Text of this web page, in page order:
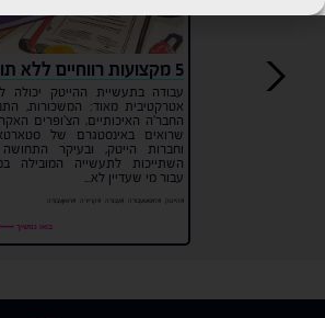
5 מקצועות רווחיים ללא תואר
עבודה בתעשיית ההייטק יכולה
אטרקטיבית מאוד: המשכורות,
החבר'ה האיכותיים, הצ'ופרים
שרואים באינסטגרם של
וחברות הייטק, ובעיקר
השתייכות לתעשייה המובילה
עבור מי שעדיין לא...
#הייטק #חיפושעבודה #עבודה #קריירה #ראיוןעבודה
בואו נמשיך